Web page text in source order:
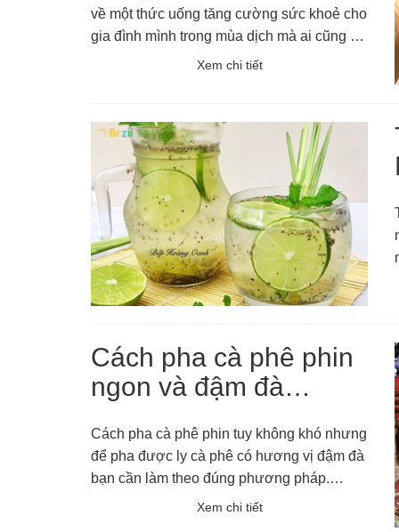
về một thức uống tăng cường sức khoẻ cho
gia đình mình trong mùa dịch mà ai cũng có
thể tự làm ngay tại nhà.
Xem chi tiết
Cách pha cà phê phin
ngon và đậm đà
Cách pha cà phê phin tuy không khó nhưng
để pha được ly cà phê có hương vị đậm đà
bạn cần làm theo đúng phương pháp.
Hướng dẫn dưới đây sẽ giúp bạn pha
Xem chi tiết